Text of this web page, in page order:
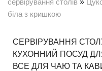
біла з кришкою
СЕРВІРУВАННЯ
КУХОННИЙ ПОСУД
ВСЕ ДЛЯ ЧАЮ ТА